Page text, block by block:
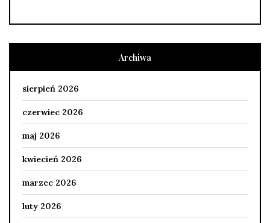
Archiwa
sierpień 2026
czerwiec 2026
maj 2026
kwiecień 2026
marzec 2026
luty 2026